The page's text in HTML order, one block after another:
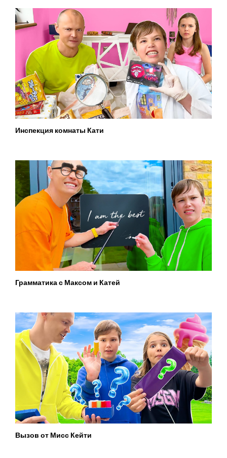
Инспекция комнаты Кати
Грамматика с Максом и Катей
Вызов от Мисс Кейти